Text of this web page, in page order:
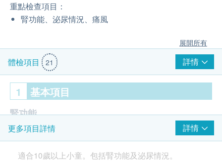
重點檢查項目：
腎功能、泌尿情況、痛風
展開所有
體檢項目 21 詳情
1 基本項目
腎功能
血肌酸酐
更多項目詳情 詳情
適合10歲以上小童。包括腎功能及泌尿情況。